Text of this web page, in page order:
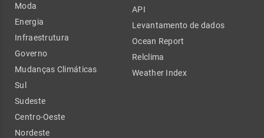
Moda
Energia
Infraestrutura
Governo
Mudanças Climáticas
Sul
Sudeste
Centro-Oeste
Nordeste
API
Levantamento de dados
Ocean Report
Relclima
Weather Index